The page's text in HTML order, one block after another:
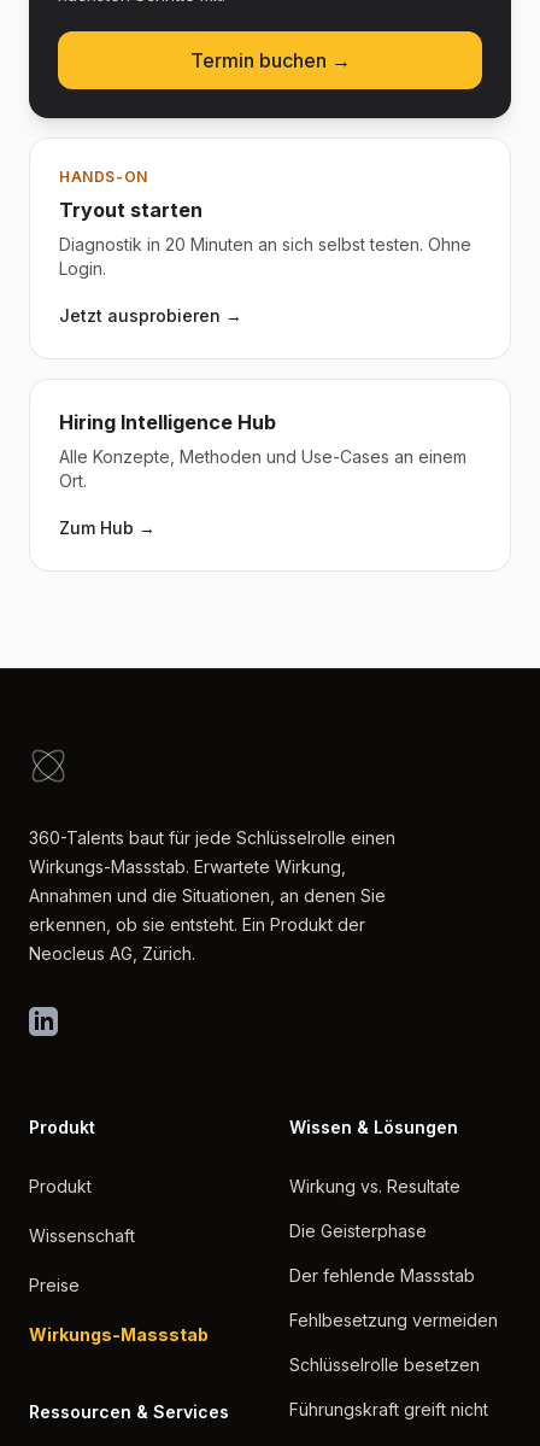
Termin buchen →
HANDS-ON
Tryout starten
Diagnostik in 20 Minuten an sich selbst testen. Ohne
Login.
Jetzt ausprobieren →
Hiring Intelligence Hub
Alle Konzepte, Methoden und Use-Cases an einem
Ort.
Zum Hub →
360-Talents baut für jede Schlüsselrolle einen
Wirkungs-Massstab. Erwartete Wirkung,
Annahmen und die Situationen, an denen Sie
erkennen, ob sie entsteht. Ein Produkt der
Neocleus AG, Zürich.
LinkedIn
Produkt
Produkt
Wissenschaft
Preise
Wirkungs-Massstab
Ressourcen & Services
Wissen & Lösungen
Wirkung vs. Resultate
Die Geisterphase
Der fehlende Massstab
Fehlbesetzung vermeiden
Schlüsselrolle besetzen
Führungskraft greift nicht